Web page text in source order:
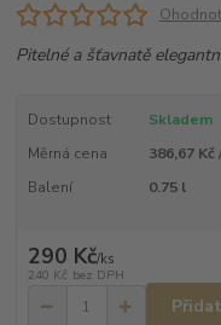
Pitelné a šťavnatě
Dostupnost
Skladem
Měrná cena
386,67 Kč
Balení
0.75 l
290 Kč/ks
240 Kč bez DPH